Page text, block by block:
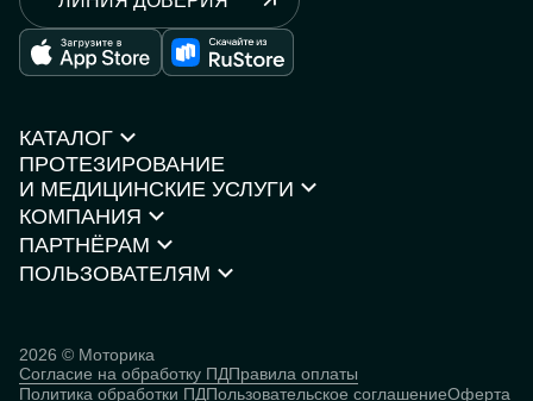
КАТАЛОГ
Протезы рук
Протезы ног
Кресла-коляски
Каталог товаров
Нейростимуляторы
КОМПАНИЯ
О компании
Контакты
ПОЛЬЗОВАТЕЛЯМ
База знаний
Человек
ПРОТЕЗИРОВАНИЕ
И МЕДИЦИНСКИЕ УСЛУГИ
Моторика Орто
ПАРТНЁРАМ
Партнёрская программа
2026 © Моторика
Согласие на обработку ПДПравила оплаты
Политика обработки ПДПользовательское соглашениеОферта